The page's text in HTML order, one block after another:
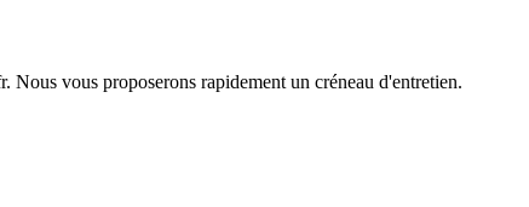
vous proposerons rapidement un créneau d'entretien.